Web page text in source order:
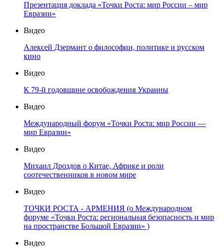
Презентация доклада «Точки Роста: мир России – мир
Евразии»
Видео
Алексей Дзермант о философии, политике и русском
кино
Видео
К 79-й годовщине освобождения Украины
Видео
Международный форум «Точки Роста: мир России —
мир Евразии»
Видео
Михаил Дроздов о Китае, Африке и роли
соотечественников в новом мире
Видео
ТОЧКИ РОСТА - АРМЕНИЯ (о Международном
форуме «Точки Роста: региональная безопасность и мир
на пространстве Большой Евразии» )
Видео